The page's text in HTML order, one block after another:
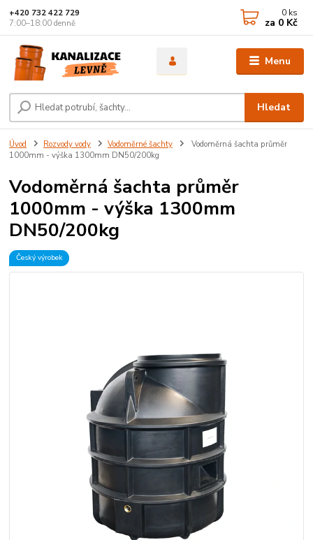
Menu
Hledat
+420 732 422 729
7:00–18:00 denně
0 ks
za 0 Kč
Úvod Rozvody vody Vodoměrné šachty
Vodoměrná šachta průměr
1000mm - výška 1300mm DN50/200kg
Vodoměrná šachta průměr
1000mm - výška 1300mm
DN50/200kg
Český výrobek